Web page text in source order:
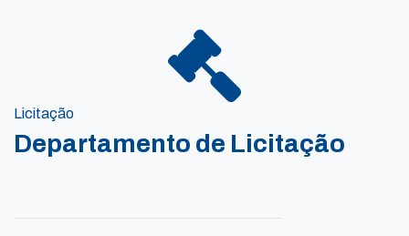
Licitação
Departamento de Licitação